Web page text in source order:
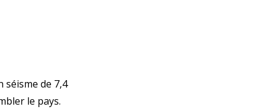
séisme de 7,4
le pays.